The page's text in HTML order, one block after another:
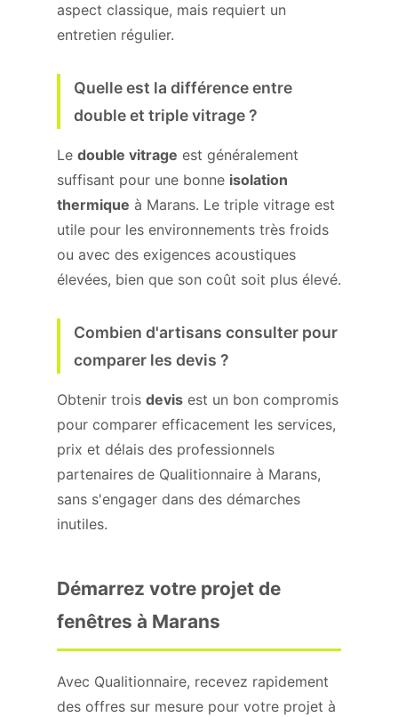
aspect classique, mais requiert un
entretien régulier.
Quelle est la différence entre
double et triple vitrage ?
Le double vitrage est généralement
suffisant pour une bonne isolation
thermique à Marans. Le triple vitrage est
utile pour les environnements très froids
ou avec des exigences acoustiques
élevées, bien que son coût soit plus élevé.
Combien d'artisans consulter pour
comparer les devis ?
Obtenir trois devis est un bon compromis
pour comparer efficacement les services,
prix et délais des professionnels
partenaires de Qualitionnaire à Marans,
sans s'engager dans des démarches
inutiles.
Démarrez votre projet de
fenêtres à Marans
Avec Qualitionnaire, recevez rapidement
des offres sur mesure pour votre projet à